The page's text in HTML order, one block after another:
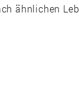
ähnlichen